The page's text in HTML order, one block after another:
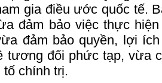
gia điều ước quốc tế.
đảm bảo việc thực
đảm bảo quyền, lợi
tương đối phức tạp, vừa
tố chính trị.